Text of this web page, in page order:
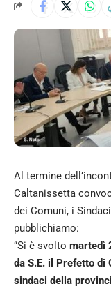
Al termine
Caltanissetta
dei Comuni, i
pubblichiamo:
“Si è svolto martedì
da S.E. il Prefetto di
sindaci della